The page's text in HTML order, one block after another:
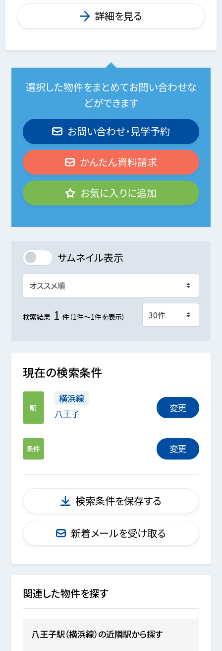
詳細を見る
選択した物件をまとめてお問い合わせな
どができます
お問い合わせ・見学予約
かんたん資料請求
お気に入りに追加
サムネイル表示
検索結果 1 件（1件～1件を表示）
現在の検索条件
駅
横浜線
八王子
変更
条件 変更
検索条件を保存する
新着メールを受け取る
関連した物件を探す
八王子駅（横浜線）の近隣駅から探す